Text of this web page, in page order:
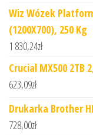
Wiz Wózek
(1200X700), 250 Kg
1 830,24zł
Crucial MX500 2TB
623,09zł
Drukarka Brother
728,00zł